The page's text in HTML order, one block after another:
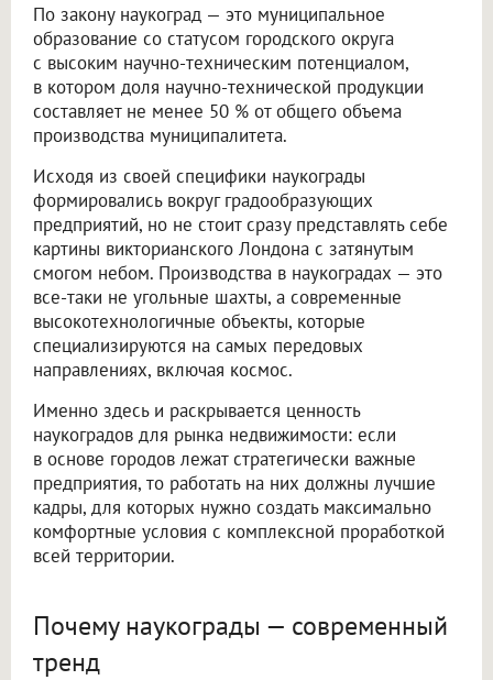
По закону наукоград — это муниципальное
образование со статусом городского округа
с высоким научно-техническим потенциалом,
в котором доля научно-технической продукции
составляет не менее 50 % от общего объема
производства муниципалитета.
Исходя из своей специфики наукограды
формировались вокруг градообразующих
предприятий, но не стоит сразу представлять себе
картины викторианского Лондона с затянутым
смогом небом. Производства в наукоградах — это
все-таки не угольные шахты, а современные
высокотехнологичные объекты, которые
специализируются на самых передовых
направлениях, включая космос.
Именно здесь и раскрывается ценность
наукоградов для рынка недвижимости: если
в основе городов лежат стратегически важные
предприятия, то работать на них должны лучшие
кадры, для которых нужно создать максимально
комфортные условия с комплексной проработкой
всей территории.
Почему наукограды — современный
тренд